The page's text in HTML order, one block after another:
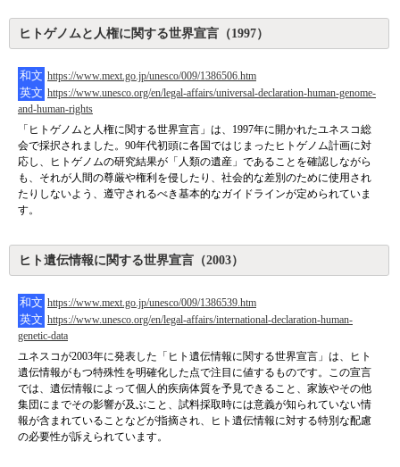
ヒトゲノムと人権に関する世界宣言（1997）
和文 https://www.mext.go.jp/unesco/009/1386506.htm
英文 https://www.unesco.org/en/legal-affairs/universal-declaration-human-genome-
and-human-rights
「ヒトゲノムと人権に関する世界宣言」は、1997年に開かれたユネスコ総
会で採択されました。90年代初頭に各国ではじまったヒトゲノム計画に対
応し、ヒトゲノムの研究結果が「人類の遺産」であることを確認しながら
も、それが人間の尊厳や権利を侵したり、社会的な差別のために使用され
たりしないよう、遵守されるべき基本的なガイドラインが定められていま
す。
ヒト遺伝情報に関する世界宣言（2003）
和文 https://www.mext.go.jp/unesco/009/1386539.htm
英文 https://www.unesco.org/en/legal-affairs/international-declaration-human-
genetic-data
ユネスコが2003年に発表した「ヒト遺伝情報に関する世界宣言」は、ヒト
遺伝情報がもつ特殊性を明確化した点で注目に値するものです。この宣言
では、遺伝情報によって個人的疾病体質を予見できること、家族やその他
集団にまでその影響が及ぶこと、試料採取時には意義が知られていない情
報が含まれていることなどが指摘され、ヒト遺伝情報に対する特別な配慮
の必要性が訴えられています。